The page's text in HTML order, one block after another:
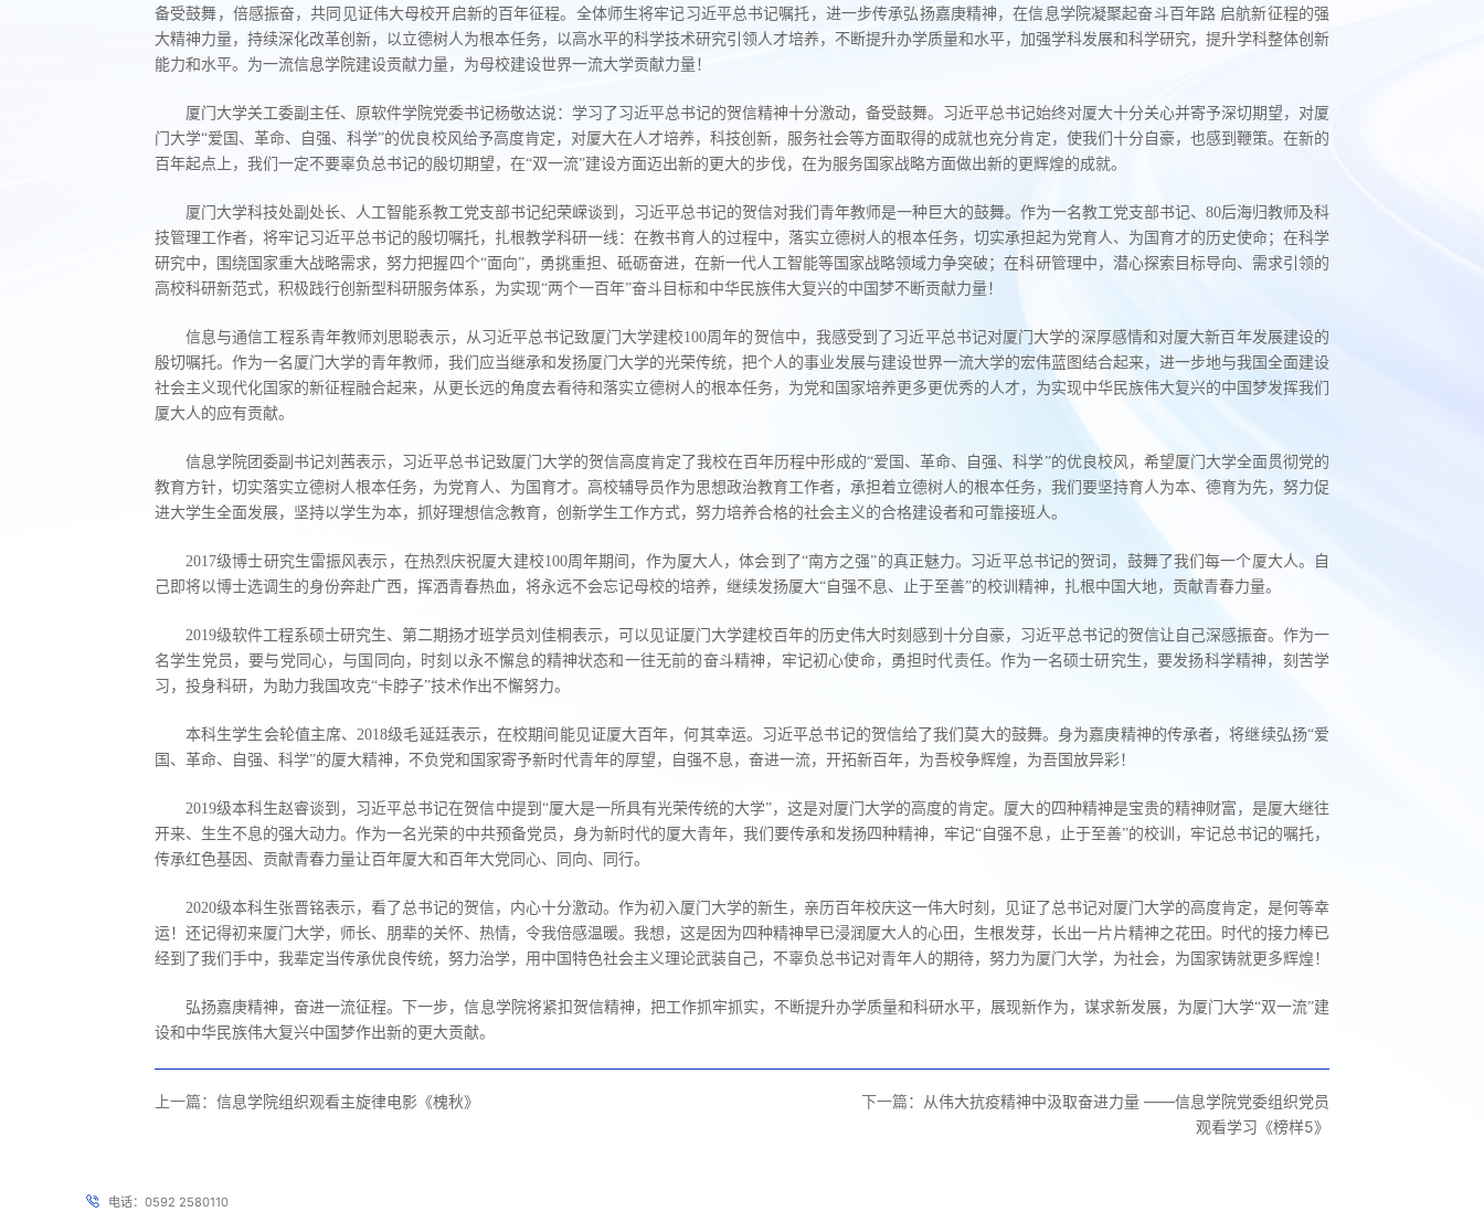
备受鼓舞，倍感振奋，共同见证伟大母校开启新的百年征程。全体师生将牢记习近平总书记嘱托，进一步传承弘扬嘉庚精神，在信息学院凝聚起奋斗百年路 启航新征程的强
大精神力量，持续深化改革创新，以立德树人为根本任务，以高水平的科学技术研究引领人才培养，不断提升办学质量和水平，加强学科发展和科学研究，提升学科整体创新
能力和水平。为一流信息学院建设贡献力量，为母校建设世界一流大学贡献力量！
厦门大学关工委副主任、原软件学院党委书记杨敬达说：学习了习近平总书记的贺信精神十分激动，备受鼓舞。习近平总书记始终对厦大十分关心并寄予深切期望，对厦
门大学“爱国、革命、自强、科学”的优良校风给予高度肯定，对厦大在人才培养，科技创新，服务社会等方面取得的成就也充分肯定，使我们十分自豪，也感到鞭策。在新的
百年起点上，我们一定不要辜负总书记的殷切期望，在“双一流”建设方面迈出新的更大的步伐，在为服务国家战略方面做出新的更辉煌的成就。
厦门大学科技处副处长、人工智能系教工党支部书记纪荣嵘谈到，习近平总书记的贺信对我们青年教师是一种巨大的鼓舞。作为一名教工党支部书记、80后海归教师及科
技管理工作者，将牢记习近平总书记的殷切嘱托，扎根教学科研一线：在教书育人的过程中，落实立德树人的根本任务，切实承担起为党育人、为国育才的历史使命；在科学
研究中，围绕国家重大战略需求，努力把握四个“面向”，勇挑重担、砥砺奋进，在新一代人工智能等国家战略领域力争突破；在科研管理中，潜心探索目标导向、需求引领的
高校科研新范式，积极践行创新型科研服务体系，为实现“两个一百年”奋斗目标和中华民族伟大复兴的中国梦不断贡献力量！
信息与通信工程系青年教师刘思聪表示，从习近平总书记致厦门大学建校100周年的贺信中，我感受到了习近平总书记对厦门大学的深厚感情和对厦大新百年发展建设的
殷切嘱托。作为一名厦门大学的青年教师，我们应当继承和发扬厦门大学的光荣传统，把个人的事业发展与建设世界一流大学的宏伟蓝图结合起来，进一步地与我国全面建设
社会主义现代化国家的新征程融合起来，从更长远的角度去看待和落实立德树人的根本任务，为党和国家培养更多更优秀的人才，为实现中华民族伟大复兴的中国梦发挥我们
厦大人的应有贡献。
信息学院团委副书记刘茜表示，习近平总书记致厦门大学的贺信高度肯定了我校在百年历程中形成的“爱国、革命、自强、科学”的优良校风，希望厦门大学全面贯彻党的
教育方针，切实落实立德树人根本任务，为党育人、为国育才。高校辅导员作为思想政治教育工作者，承担着立德树人的根本任务，我们要坚持育人为本、德育为先，努力促
进大学生全面发展，坚持以学生为本，抓好理想信念教育，创新学生工作方式，努力培养合格的社会主义的合格建设者和可靠接班人。
2017级博士研究生雷振风表示，在热烈庆祝厦大建校100周年期间，作为厦大人，体会到了“南方之强”的真正魅力。习近平总书记的贺词，鼓舞了我们每一个厦大人。自
己即将以博士选调生的身份奔赴广西，挥洒青春热血，将永远不会忘记母校的培养，继续发扬厦大“自强不息、止于至善”的校训精神，扎根中国大地，贡献青春力量。
2019级软件工程系硕士研究生、第二期扬才班学员刘佳桐表示，可以见证厦门大学建校百年的历史伟大时刻感到十分自豪，习近平总书记的贺信让自己深感振奋。作为一
名学生党员，要与党同心，与国同向，时刻以永不懈怠的精神状态和一往无前的奋斗精神，牢记初心使命，勇担时代责任。作为一名硕士研究生，要发扬科学精神，刻苦学
习，投身科研，为助力我国攻克“卡脖子”技术作出不懈努力。
本科生学生会轮值主席、2018级毛延廷表示，在校期间能见证厦大百年，何其幸运。习近平总书记的贺信给了我们莫大的鼓舞。身为嘉庚精神的传承者，将继续弘扬“爱
国、革命、自强、科学”的厦大精神，不负党和国家寄予新时代青年的厚望，自强不息，奋进一流，开拓新百年，为吾校争辉煌，为吾国放异彩！
2019级本科生赵睿谈到，习近平总书记在贺信中提到“厦大是一所具有光荣传统的大学”，这是对厦门大学的高度的肯定。厦大的四种精神是宝贵的精神财富，是厦大继往
开来、生生不息的强大动力。作为一名光荣的中共预备党员，身为新时代的厦大青年，我们要传承和发扬四种精神，牢记“自强不息，止于至善”的校训，牢记总书记的嘱托，
传承红色基因、贡献青春力量让百年厦大和百年大党同心、同向、同行。
2020级本科生张晋铭表示，看了总书记的贺信，内心十分激动。作为初入厦门大学的新生，亲历百年校庆这一伟大时刻，见证了总书记对厦门大学的高度肯定，是何等幸
运！还记得初来厦门大学，师长、朋辈的关怀、热情，令我倍感温暖。我想，这是因为四种精神早已浸润厦大人的心田，生根发芽，长出一片片精神之花田。时代的接力棒已
经到了我们手中，我辈定当传承优良传统，努力治学，用中国特色社会主义理论武装自己，不辜负总书记对青年人的期待，努力为厦门大学，为社会，为国家铸就更多辉煌！
弘扬嘉庚精神，奋进一流征程。下一步，信息学院将紧扣贺信精神，把工作抓牢抓实，不断提升办学质量和科研水平，展现新作为，谋求新发展，为厦门大学“双一流”建
设和中华民族伟大复兴中国梦作出新的更大贡献。
上一篇： 信息学院组织观看主旋律电影《槐秋》 下一篇：
从伟大抗疫精神中汲取奋进力量 ——信息学院党委组织党员
观看学习《榜样5》
电话：0592 2580110